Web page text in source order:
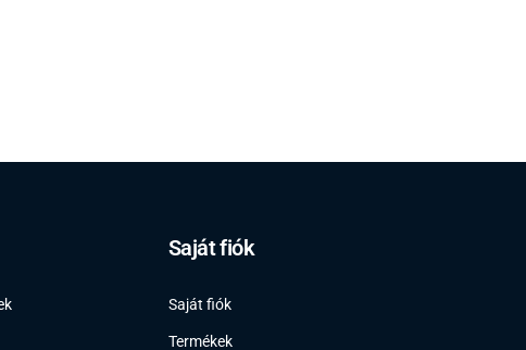
Saját fiók
Saját fiók
Termékek